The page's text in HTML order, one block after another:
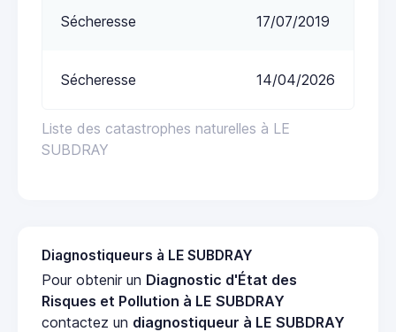
Liste des catastrophes naturelles à LE
SUBDRAY
Sécheresse 17/07/2019
Sécheresse 14/04/2026
Diagnostiqueurs à LE SUBDRAY
Pour obtenir un Diagnostic d'État des
Risques et Pollution à LE SUBDRAY
contactez un diagnostiqueur à LE SUBDRAY